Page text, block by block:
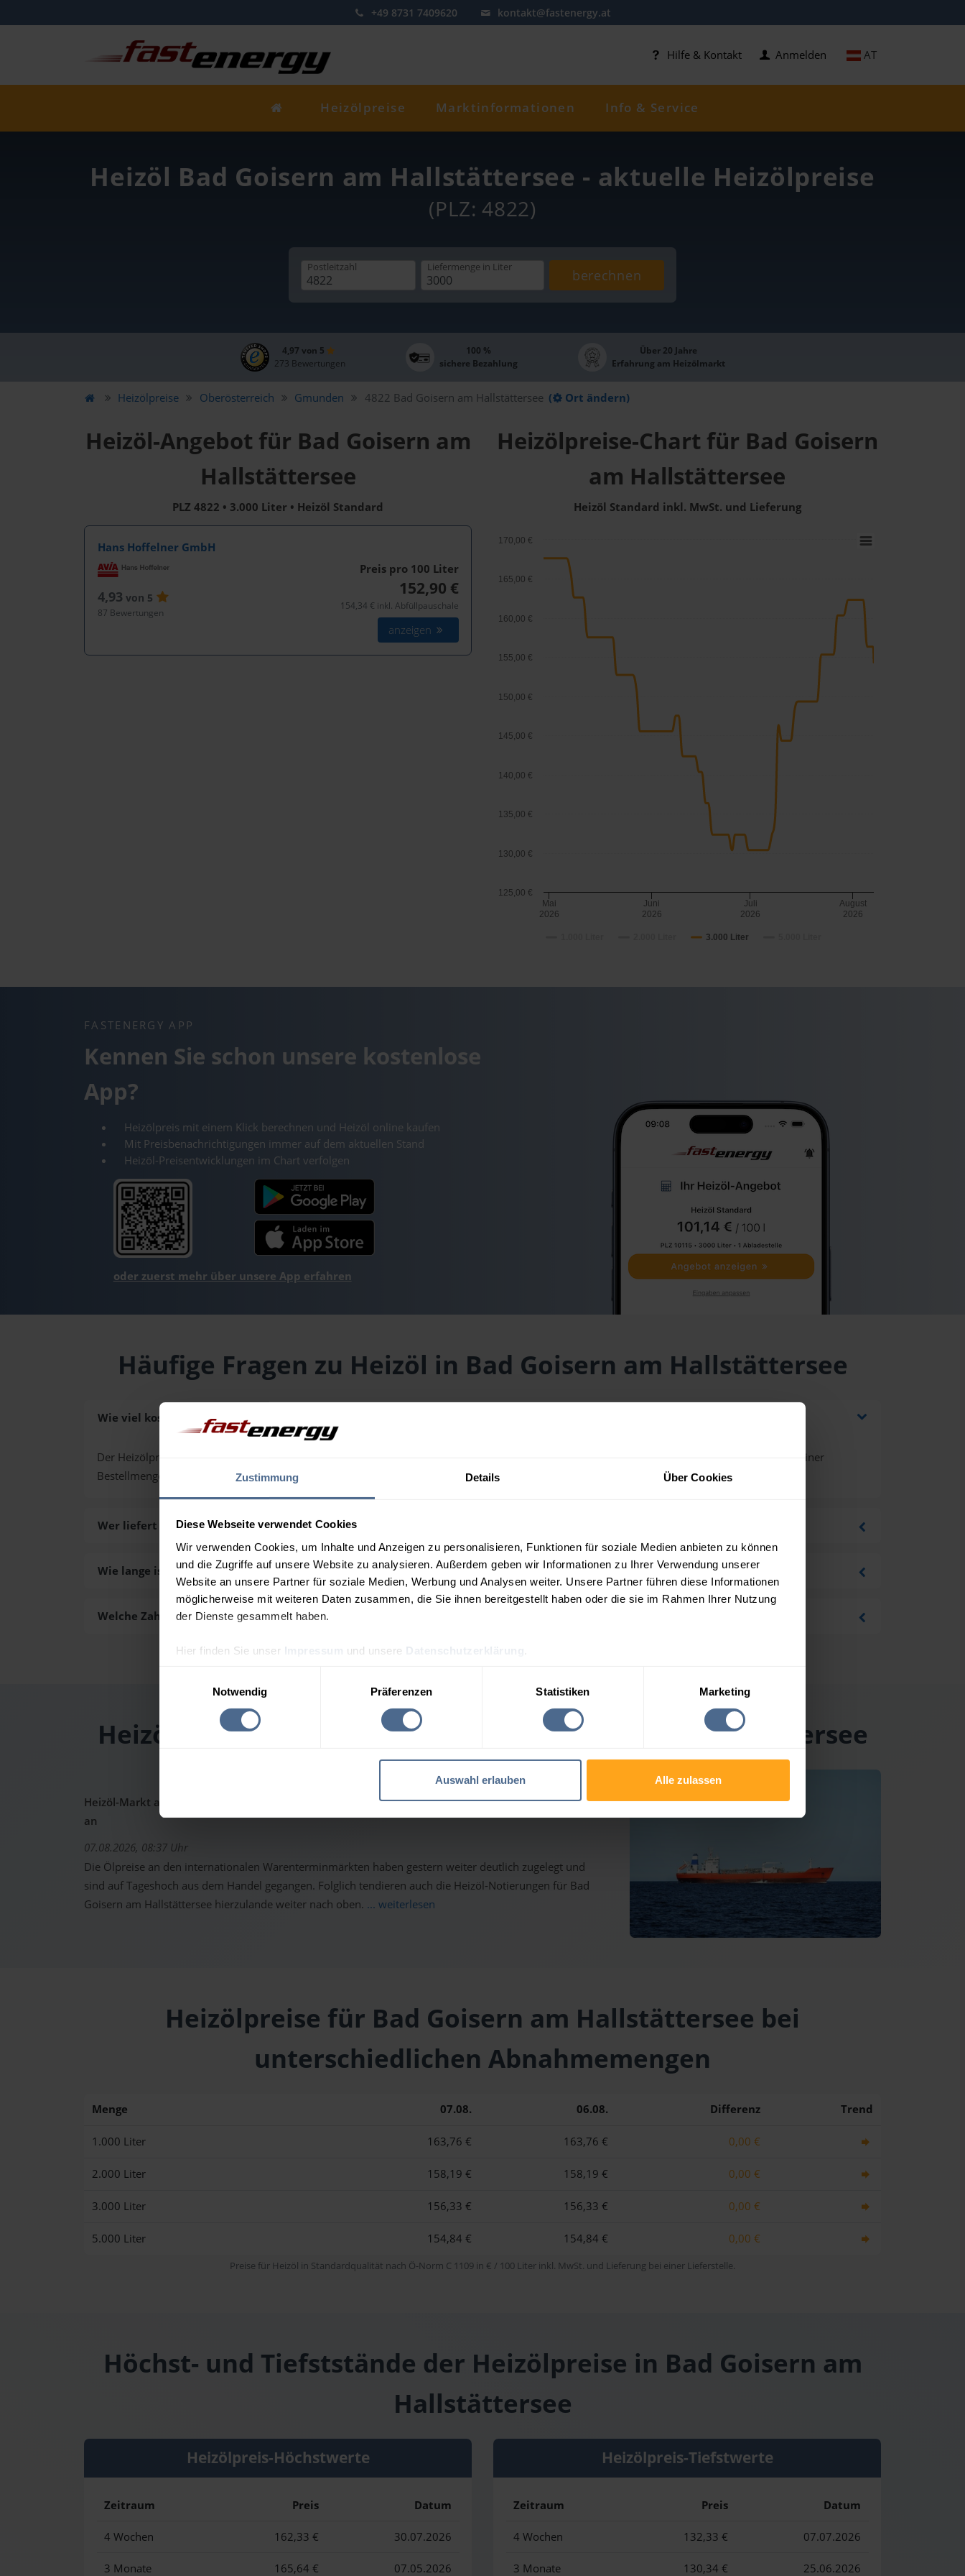
Zustimmung Details Über Cookies
Diese Webseite verwendet Cookies
Wir verwenden Cookies, um Inhalte und Anzeigen zu personalisieren, Funktionen für soziale Medien anbieten zu können
und die Zugriffe auf unsere Website zu analysieren. Außerdem geben wir Informationen zu Ihrer Verwendung unserer
Website an unsere Partner für soziale Medien, Werbung und Analysen weiter. Unsere Partner führen diese Informationen
möglicherweise mit weiteren Daten zusammen, die Sie ihnen bereitgestellt haben oder die sie im Rahmen Ihrer Nutzung
der Dienste gesammelt haben.
Hier finden Sie unser Impressum und unsere Datenschutzerklärung
Notwendig
Präferenzen Statistiken Marketing
Auswahl erlauben Alle zulassen
+49 8731 7409620 kontakt@fastenergy.at
AT
Hilfe & Kontakt Anmelden
Heizölpreise Marktinformationen Info & Service
Heizöl Bad Goisern am Hallstättersee - aktuelle Heizölpreise
(PLZ: 4822)
Postleitzahl Liefermenge in Liter berechnen
4,97 von 5
273 Bewertungen
100 %
sichere Bezahlung
Über 20 Jahre
Erfahrung am Heizölmarkt
Heizölpreise Oberösterreich Gmunden 4822 Bad Goisern am Hallstättersee ( Ort ändern)
Heizöl-Angebot für Bad Goisern am
Hallstättersee
PLZ 4822 • 3.000 Liter • Heizöl Standard
Hans Hoffelner GmbH
4,93 von 5
87 Bewertungen
Preis pro 100 Liter
152,90 €
154,34 € inkl. Abfüllpauschale
anzeigen
Heizölpreise-Chart für Bad Goisern
am Hallstättersee
Heizöl Standard inkl. MwSt. und Lieferung
3.000 Liter
Mai
2026
Juni
2026
Juli
2026
August
2026
125,00 €
130,00 €
135,00 €
140,00 €
145,00 €
150,00 €
155,00 €
160,00 €
165,00 €
170,00 €
FASTENERGY APP
Kennen Sie schon unsere kostenlose
App?
Heizölpreis mit einem Klick berechnen und Heizöl online kaufen
Mit Preisbenachrichtigungen immer auf dem aktuellen Stand
Heizöl-Preisentwicklungen im Chart verfolgen
oder zuerst mehr über unsere App erfahren
Häufige Fragen zu Heizöl in Bad Goisern am Hallstättersee
Wie viel kostet Heizöl in Bad Goisern am Hallstättersee aktuell?
Der Heizölpreis in Bad Goisern am Hallstättersee (PLZ 4822) liegt aktuell bei
inklusive Lieferung und Mehrwertsteuer bei einer
Bestellmenge von 3.000 Liter. Den exakten Preis für Ihre Wunschmenge erhalten Sie über unseren
Wer liefert das Heizöl in Bad Goisern am Hallstättersee aus?
Wie lange ist die Lieferzeit des Heizöls in Bad Goisern am Hallstättersee?
Welche Zahlungsarten gibt es?
Heizölpreis-Tagesprognose für Bad Goisern am Hallstättersee
Heizöl-Markt aktuell: Ölpreise schon wieder auf dem Weg nach oben - Heizölpreise ziehen ebenfalls
an
07.08.2026, 08:37 Uhr
Die Ölpreise an den internationalen Warenterminmärkten haben gestern weiter deutlich zugelegt und
sind auf Tageshoch aus dem Handel gegangen. Folglich tendieren auch die Heizöl-Notierungen für Bad
Goisern am Hallstättersee hierzulande weiter nach oben. ... weiterlesen
Heizölpreise für Bad Goisern am Hallstättersee bei
unterschiedlichen Abnahmemengen
Menge 07.08. 06.08. Differenz Trend
1.000 Liter 163,76 € 163,76 € 0,00 €
2.000 Liter 158,19 € 158,19 € 0,00 €
3.000 Liter 156,33 € 156,33 € 0,00 €
5.000 Liter 154,84 € 154,84 € 0,00 €
Preise für Heizöl in Standardqualität nach Ö-Norm C 1109 in € / 100 Liter inkl. MwSt. und Lieferung bei einer Lieferstelle.
Höchst- und Tiefststände der Heizölpreise in Bad Goisern am
Hallstättersee
Heizölpreis-Höchstwerte
Zeitraum Preis Datum
4 Wochen 162,33 € 30.07.2026
3 Monate 165,64 € 07.05.2026
Heizölpreis-Tiefstwerte
Zeitraum Preis Datum
4 Wochen 132,33 € 07.07.2026
3 Monate 130,34 € 25.06.2026